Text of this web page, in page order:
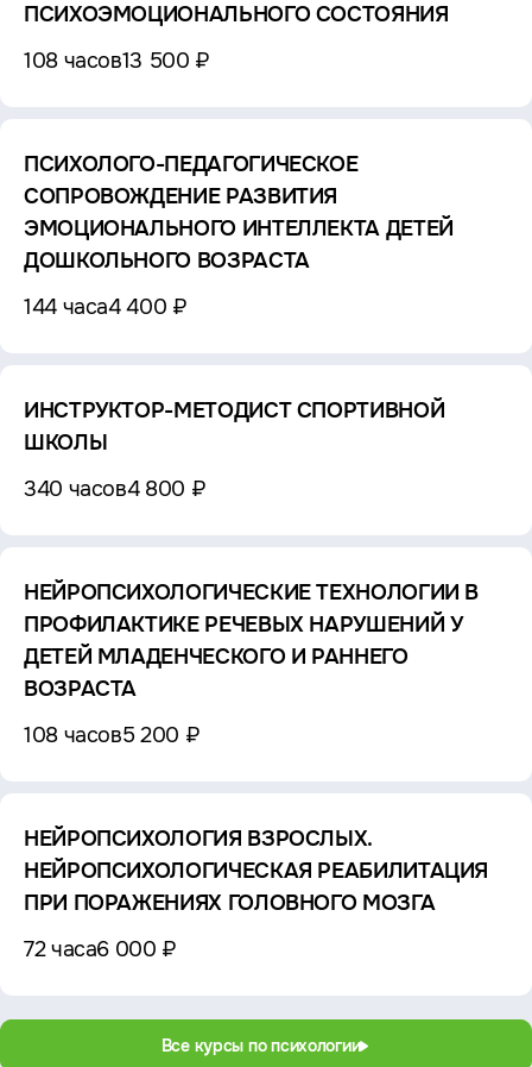
ПСИХОЭМОЦИОНАЛЬНОГО СОСТОЯНИЯ
108 часов13 500 ₽
ПСИХОЛОГО-ПЕДАГОГИЧЕСКОЕ
СОПРОВОЖДЕНИЕ РАЗВИТИЯ
ЭМОЦИОНАЛЬНОГО ИНТЕЛЛЕКТА ДЕТЕЙ
ДОШКОЛЬНОГО ВОЗРАСТА
144 часа4 400 ₽
ИНСТРУКТОР-МЕТОДИСТ СПОРТИВНОЙ
ШКОЛЫ
340 часов4 800 ₽
НЕЙРОПСИХОЛОГИЧЕСКИЕ ТЕХНОЛОГИИ В
ПРОФИЛАКТИКЕ РЕЧЕВЫХ НАРУШЕНИЙ У
ДЕТЕЙ МЛАДЕНЧЕСКОГО И РАННЕГО
ВОЗРАСТА
108 часов5 200 ₽
НЕЙРОПСИХОЛОГИЯ ВЗРОСЛЫХ.
НЕЙРОПСИХОЛОГИЧЕСКАЯ РЕАБИЛИТАЦИЯ
ПРИ ПОРАЖЕНИЯХ ГОЛОВНОГО МОЗГА
72 часа6 000 ₽
Все курсы по психологии